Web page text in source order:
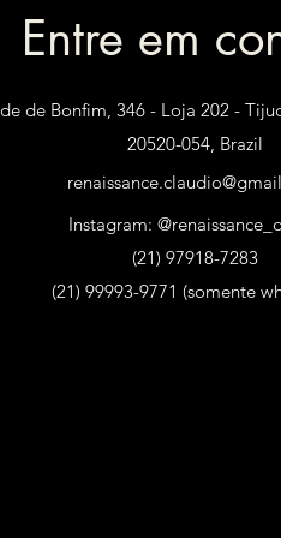
Entre em
de Bonfim, 346 - Loja 202 -
20520-054, Brazil
Instagram:
(21) 97918-7283
(21) 99993-9771 (somente